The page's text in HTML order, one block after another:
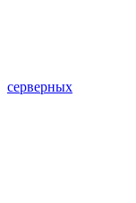
серверных